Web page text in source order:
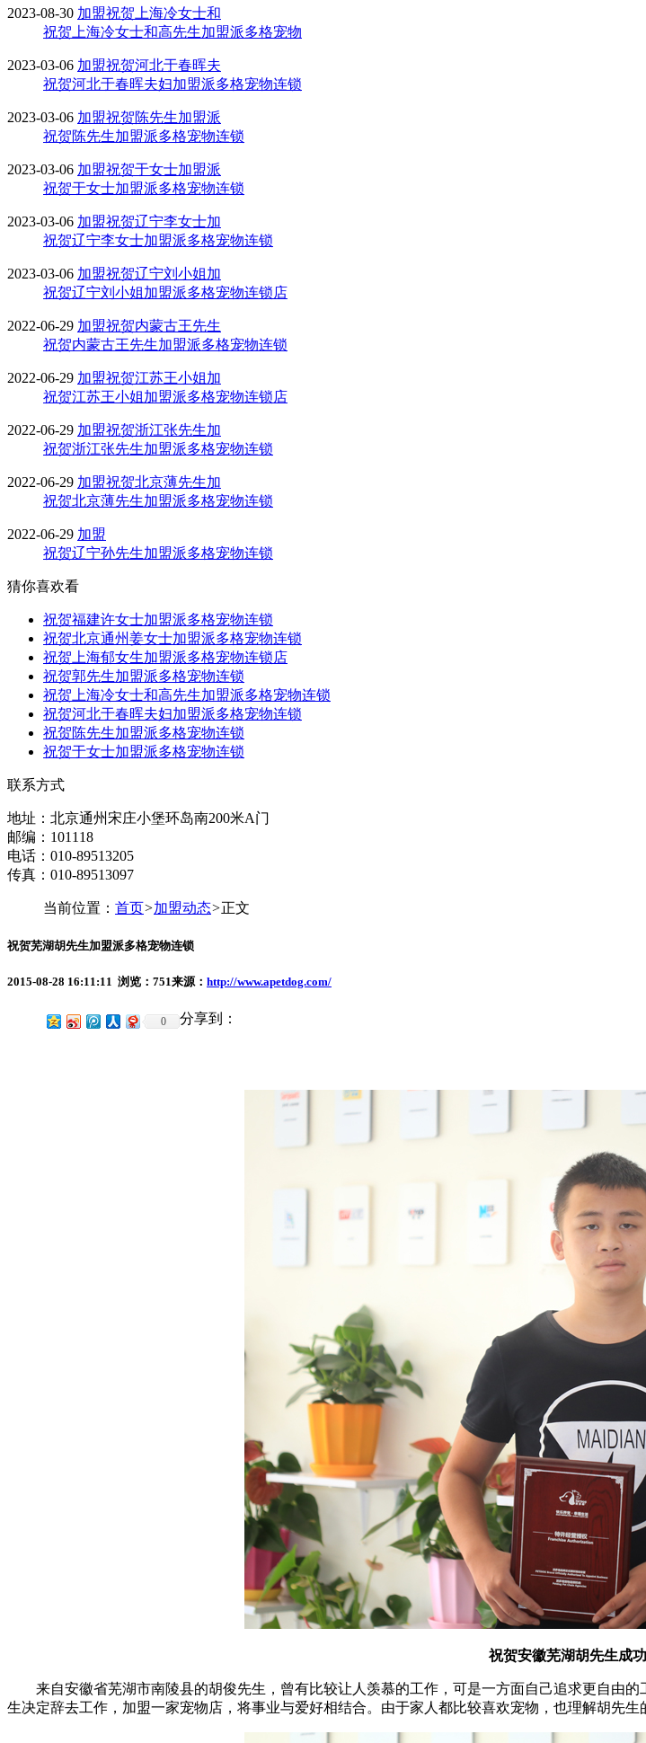
2023-08-30 加盟祝贺上海冷女士和
祝贺上海冷女士和高先生加盟派多格宠物
2023-03-06 加盟祝贺河北于春晖夫
祝贺河北于春晖夫妇加盟派多格宠物连锁
2023-03-06 加盟祝贺陈先生加盟派
祝贺陈先生加盟派多格宠物连锁
2023-03-06 加盟祝贺于女士加盟派
祝贺于女士加盟派多格宠物连锁
2023-03-06 加盟祝贺辽宁李女士加
祝贺辽宁李女士加盟派多格宠物连锁
2023-03-06 加盟祝贺辽宁刘小姐加
祝贺辽宁刘小姐加盟派多格宠物连锁店
2022-06-29 加盟祝贺内蒙古王先生
祝贺内蒙古王先生加盟派多格宠物连锁
2022-06-29 加盟祝贺江苏王小姐加
祝贺江苏王小姐加盟派多格宠物连锁店
2022-06-29 加盟祝贺浙江张先生加
祝贺浙江张先生加盟派多格宠物连锁
2022-06-29 加盟祝贺北京薄先生加
祝贺北京薄先生加盟派多格宠物连锁
2022-06-29 加盟
祝贺辽宁孙先生加盟派多格宠物连锁
猜你喜欢看
祝贺福建许女士加盟派多格宠物连锁
祝贺北京通州姜女士加盟派多格宠物连锁
祝贺上海郁女生加盟派多格宠物连锁店
祝贺郭先生加盟派多格宠物连锁
祝贺上海冷女士和高先生加盟派多格宠物连锁
祝贺河北于春晖夫妇加盟派多格宠物连锁
祝贺陈先生加盟派多格宠物连锁
祝贺于女士加盟派多格宠物连锁
联系方式
地址：北京通州宋庄小堡环岛南200米A门
邮编：101118
电话：010-89513205
传真：010-89513097
当前位置： 首页>加盟动态>正文
祝贺芜湖胡先生加盟派多格宠物连锁
2015-08-28 16:11:11 浏览： 751来源： http://www.apetdog.com/
分享到：
0
祝贺安徽芜湖胡先生成
来自安徽省芜湖市南陵县的胡俊先生，曾有比较让人羡慕的工作，可是一方面自己追求更自由的
生决定辞去工作，加盟一家宠物店，将事业与爱好相结合。由于家人都比较喜欢宠物，也理解胡先生